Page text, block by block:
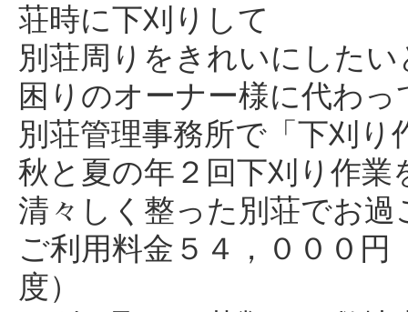
荘時に下刈りして
別荘周りをきれいにした
困りのオーナー様に代わっ
別荘管理事務所で「下刈り
秋と夏の年２回下刈り作
清々しく整った別荘でお
ご利用料金５４，０００円
度）